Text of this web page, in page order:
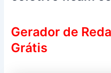
Gerador de
Grátis